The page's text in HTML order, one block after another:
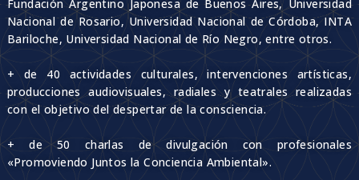
Fundación Argentino Japonesa de Buenos Aires, Universidad
Nacional de Rosario, Universidad Nacional de Córdoba, INTA
Bariloche, Universidad Nacional de Río Negro, entre otros.
+ de 40 actividades culturales, intervenciones artísticas,
producciones audiovisuales, radiales y teatrales realizadas
con el objetivo del despertar de la consciencia.
+ de 50 charlas de divulgación con profesionales
«Promoviendo Juntos la Conciencia Ambiental».